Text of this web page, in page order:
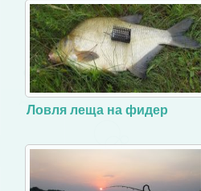
Ловля леща на фидер